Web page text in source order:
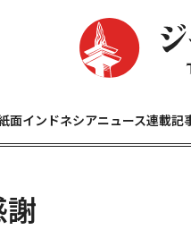
面インドネシアニュース連載記